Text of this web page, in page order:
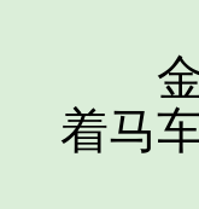
金
着马